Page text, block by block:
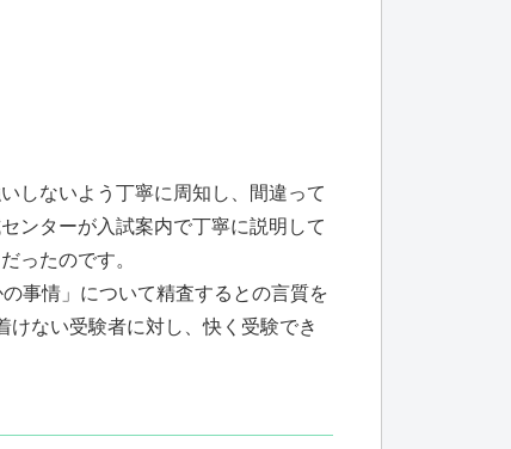
しないよう丁寧に周知し、間違って
ンターが入試案内で丁寧に説明して
ったのです。
事情」について精査するとの言質を
ない受験者に対し、快く受験でき